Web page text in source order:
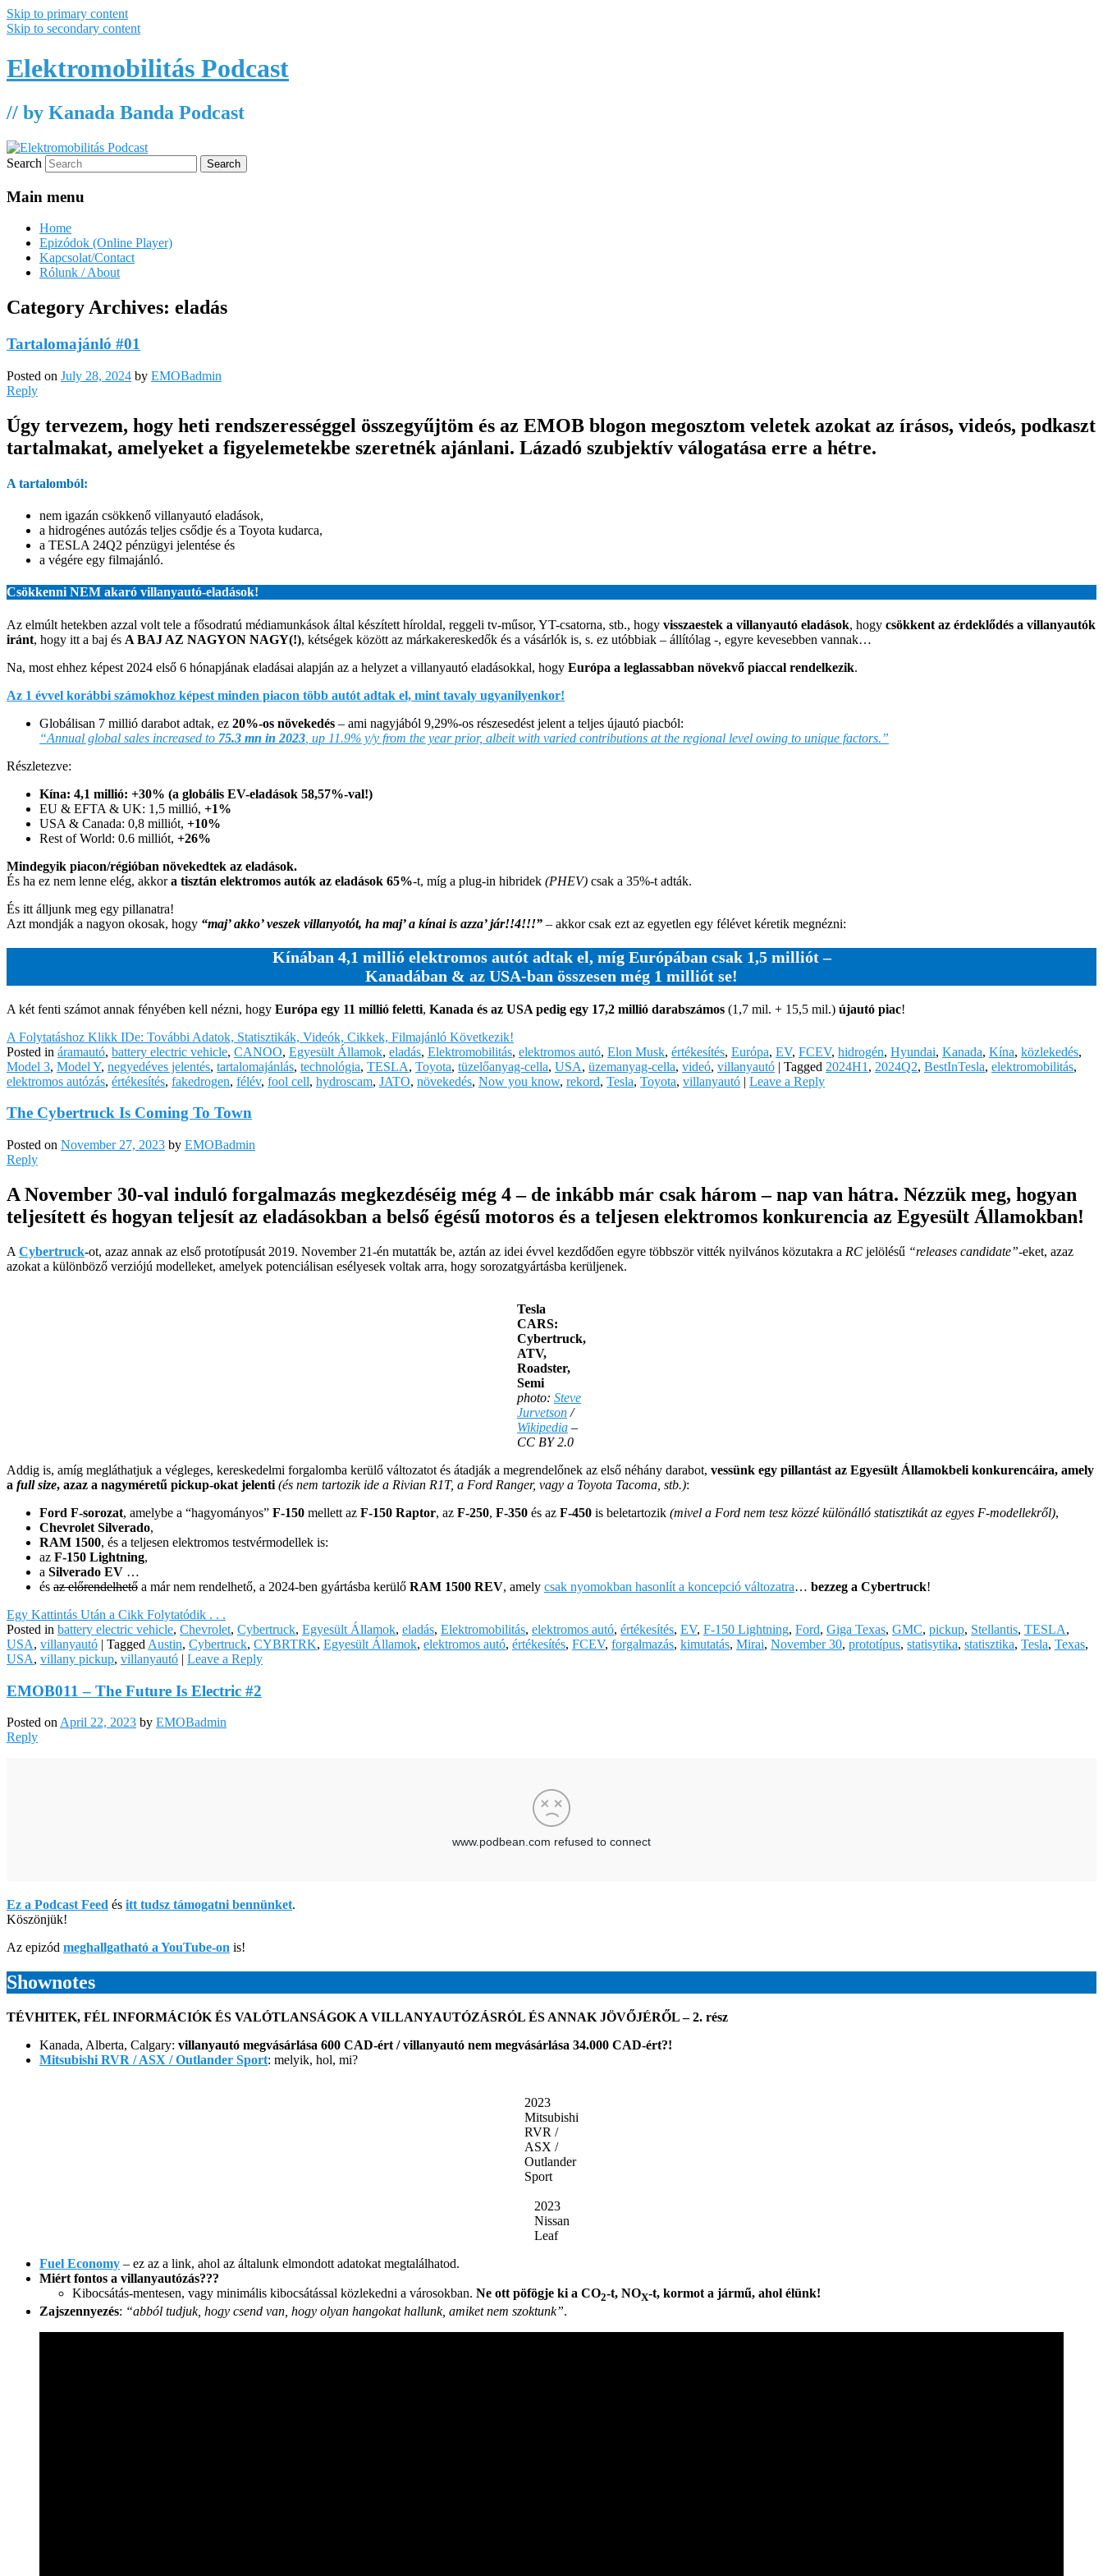
Skip to primary content
Skip to secondary content
Elektromobilitás Podcast
// by Kanada Banda Podcast
Search
Main menu
Home
Epizódok (Online Player)
Kapcsolat/Contact
Rólunk / About
Category Archives: eladás
Tartalomajánló #01
Posted on July 28, 2024 by EMOBadmin
Reply
Úgy tervezem, hogy heti rendszerességgel összegyűjtöm és az EMOB blogon megosztom veletek azokat az írásos, videós, podkaszt
tartalmakat, amelyeket a figyelemetekbe szeretnék ajánlani. Lázadó szubjektív válogatása erre a hétre.
A tartalomból:
nem igazán csökkenő villanyautó eladások,
a hidrogénes autózás teljes csődje és a Toyota kudarca,
a TESLA 24Q2 pénzügyi jelentése és
a végére egy filmajánló.
Csökkenni NEM akaró villanyautó-eladások!
Az elmúlt hetekben azzal volt tele a fősodratú médiamunkások által készített híroldal, reggeli tv-műsor, YT-csatorna, stb., hogy visszaestek a villanyautó eladások, hogy csökkent az érdeklődés a villanyautók
iránt, hogy itt a baj és A BAJ AZ NAGYON NAGY(!), kétségek között az márkakereskedők és a vásárlók is, s. ez utóbbiak – állítólag -, egyre kevesebben vannak…
Na, most ehhez képest 2024 első 6 hónapjának eladásai alapján az a helyzet a villanyautó eladásokkal, hogy Európa a leglassabban növekvő piaccal rendelkezik.
Az 1 évvel korábbi számokhoz képest minden piacon több autót adtak el, mint tavaly ugyanilyenkor!
Globálisan 7 millió darabot adtak, ez 20%-os növekedés – ami nagyjából 9,29%-os részesedést jelent a teljes újautó piacból:
“Annual global sales increased to 75.3 mn in 2023 , up 11.9% y/y from the year prior, albeit with varied contributions at the regional level owing to unique factors.”
Részletezve:
Kína: 4,1 millió: +30% (a globális EV-eladások 58,57%-val!)
EU & EFTA & UK: 1,5 millió, +1%
USA & Canada: 0,8 milliót, +10%
Rest of World: 0.6 milliót, +26%
Mindegyik piacon/régióban növekedtek az eladások.
És ha ez nem lenne elég, akkora tisztán elektromos autók az eladások 65%-t, míg a plug-in hibridek (PHEV) csak a 35%-t adták.
És itt álljunk meg egy pillanatra!
Azt mondják a nagyon okosak, hogy “maj’ akko’ veszek villanyotót, ha maj’ a kínai is azza’ jár!!4!!!” – akkor csak ezt az egyetlen egy félévet kéretik megnézni:
Kínában 4,1 millió elektromos autót adtak el, míg Európában csak 1,5 milliót –
Kanadában & az USA-ban összesen még 1 milliót se!
A két fenti számot annak fényében kell nézni, hogy Európa egy 11 millió feletti, Kanada és az USA pedig egy 17,2 millió darabszámos (1,7 mil. + 15,5 mil.) újautó piac!
A Folytatáshoz Klikk IDe: További Adatok, Statisztikák, Videók, Cikkek, Filmajánló Következik!
Posted in áramautó, battery electric vehicle, CANOO, Egyesült Államok, eladás, Elektromobilitás, elektromos autó, Elon Musk, értékesítés, Európa, EV, FCEV, hidrogén, Hyundai, Kanada, Kína, közlekedés,
Model 3, Model Y, negyedéves jelentés, tartalomajánlás, technológia, TESLA, Toyota, tüzelőanyag-cella, USA, üzemanyag-cella, videó, villanyautó | Tagged 2024H1 , 2024Q2, BestInTesla, elektromobilitás,
elektromos autózás, értékesítés, fakedrogen, félév, fool cell, hydroscam, JATO, növekedés, Now you know, rekord, Tesla, Toyota, villanyautó | Leave a Reply
The Cybertruck Is Coming To Town
Posted on November 27, 2023 by EMOBadmin
Reply
A November 30-val induló forgalmazás megkezdéséig még 4 – de inkább már csak három – nap van hátra. Nézzük meg, hogyan
teljesített és hogyan teljesít az eladásokban a belső égésű motoros és a teljesen elektromos konkurencia az Egyesült Államokban!
A Cybertruck-ot, azaz annak az első prototípusát 2019. November 21-én mutatták be, aztán az idei évvel kezdődően egyre többször vitték nyilvános közutakra a RC jelölésű “releases candidate”-eket, azaz
azokat a különböző verziójú modelleket, amelyek potenciálisan esélyesek voltak arra, hogy sorozatgyártásba kerüljenek.
Tesla
CARS:
Cybertruck,
ATV,
Roadster,
Semi
photo: Steve
Jurvetson /
Wikipedia –
CC BY 2.0
Addig is, amíg megláthatjuk a végleges, kereskedelmi forgalomba kerülő változatot és átadják a megrendelőnek az első néhány darabot, vessünk egy pillantást az Egyesült Államokbeli konkurencáira, amely
a full size, azaz a nagyméretű pickup-okat jelenti (és nem tartozik ide a Rivian R1T, a Ford Ranger, vagy a Toyota Tacoma, stb.):
Ford F-sorozat, amelybe a “hagyományos” F-150 mellett az F-150 Raptor, az F-250, F-350 és az F-450 is beletartozik (mivel a Ford nem tesz közzé különálló statisztikát az egyes F-modellekről),
Chevrolet Silverado,
RAM 1500, és a teljesen elektromos testvérmodellek is:
az F-150 Lightning,
a Silverado EV …
és az előrendelhető a már nem rendelhető, a 2024-ben gyártásba kerülő RAM 1500 REV, amely csak nyomokban hasonlít a koncepció változatra… bezzeg a Cybertruck!
Egy Kattintás Után a Cikk Folytatódik . . .
Posted in battery electric vehicle, Chevrolet, Cybertruck, Egyesült Államok, eladás, Elektromobilitás, elektromos autó, értékesítés, EV, F-150 Lightning, Ford, Giga Texas, GMC, pickup, Stellantis, TESLA,
USA, villanyautó | Tagged Austin, Cybertruck, CYBRTRK, Egyesült Államok, elektromos autó, értékesítés, FCEV, forgalmazás, kimutatás, Mirai, November 30, prototípus, statisytika, statisztika, Tesla, Texas,
USA, villany pickup, villanyautó | Leave a Reply
EMOB011 – The Future Is Electric #2
Posted onApril 22, 2023 by EMOBadmin
Reply
Ez a Podcast Feed és itt tudsz támogatni bennünket.
Köszönjük!
Az epizód meghallgatható a YouTube-on is!
Shownotes
TÉVHITEK, FÉL INFORMÁCIÓK ÉS VALÓTLANSÁGOK A VILLANYAUTÓZÁSRÓL ÉS ANNAK JÖVŐJÉRŐL – 2. rész
Kanada, Alberta, Calgary: villanyautó megvásárlása 600 CAD-ért / villanyautó nem megvásárlása 34.000 CAD-ért?!
Mitsubishi RVR / ASX / Outlander Sport: melyik, hol, mi?
2023
Mitsubishi
RVR /
ASX /
Outlander
Sport
2023
Nissan
Leaf
Fuel Economy – ez az a link, ahol az általunk elmondott adatokat megtalálhatod.
Miért fontos a villanyautózás???
Kibocsátás-mentesen, vagy minimális kibocsátással közlekedni a városokban. Ne ott pöfögje ki a CO2-t, NOX-t, kormot a jármű, ahol élünk!
Zajszennyezés: “abból tudjuk, hogy csend van, hogy olyan hangokat hallunk, amiket nem szoktunk”.